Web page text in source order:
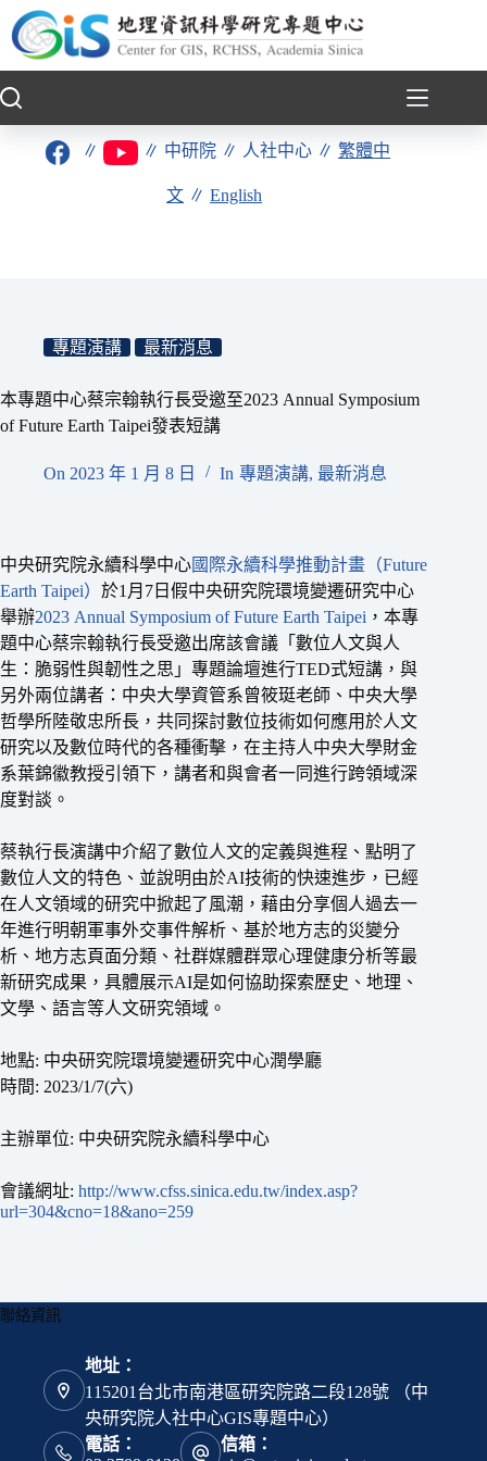
至
要
∥ ∥ 中研院 ∥ 人社中心 ∥繁體中
文 ∥English
專題演講 最新消息
本專題中心蔡宗翰執行長受邀至2023 Annual Symposium
of Future Earth Taipei發表短講
On 2023 年 1 月 8 日 In 專題演講, 最新消息
中央研究院永續科學中心國際永續科學推動計畫（Future
Earth Taipei） 於1月7日假中央研究院環境變遷研究中心
舉辦2023 Annual Symposium of Future Earth Taipei ，本專
題中心蔡宗翰執行長受邀出席該會議「數位人文與人
生：脆弱性與韌性之思」專題論壇進行TED式短講，與
另外兩位講者：中央大學資管系曾筱珽老師、中央大學
哲學所陸敬忠所長，共同探討數位技術如何應用於人文
研究以及數位時代的各種衝擊，在主持人中央大學財金
系葉錦徽教授引領下，講者和與會者一同進行跨領域深
度對談。
蔡執行長演講中介紹了數位人文的定義與進程、點明了
數位人文的特色、並說明由於AI技術的快速進步，已經
在人文領域的研究中掀起了風潮，藉由分享個人過去一
年進行明朝軍事外交事件解析、基於地方志的災變分
析、地方志頁面分類、社群媒體群眾心理健康分析等最
新研究成果，具體展示AI是如何協助探索歷史、地理、
文學、語言等人文研究領域。
地點: 中央研究院環境變遷研究中心潤學廳
時間: 2023/1/7(六)
主辦單位: 中央研究院永續科學中心
會議網址: http://www.cfss.sinica.edu.tw/index.asp?
url=304&cno=18&ano=259
聯絡資訊
地址：
115201台北市南港區研究院路二段128號 （中
央研究院人社中心GIS專題中心）
電話：
信箱：